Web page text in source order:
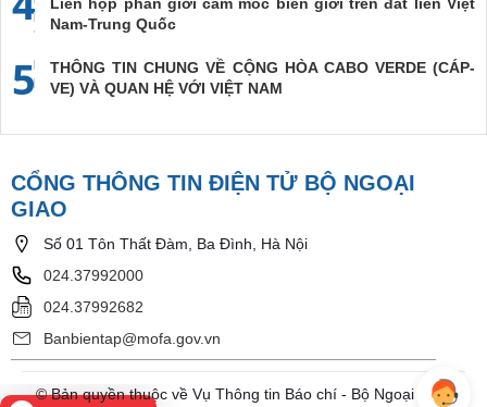
Nam-Trung Quốc
5
THÔNG TIN CHUNG VỀ CỘNG HÒA CABO VERDE (CÁP-
VE) VÀ QUAN HỆ VỚI VIỆT NAM
CỔNG THÔNG TIN ĐIỆN TỬ BỘ NGOẠI
GIAO
Số 01 Tôn Thất Đàm, Ba Đình, Hà Nội
024.37992000
024.37992682
Banbientap@mofa.gov.vn
© Bản quyền thuộc về Vụ Thông tin Báo chí - Bộ Ngoại Giao